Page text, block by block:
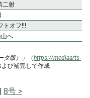
二射
トオフ!!!
へ…
タ版）」 （https://mediaarts-
び補完して作成
8号